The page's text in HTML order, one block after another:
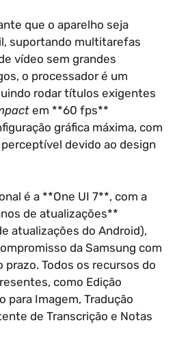
que o aparelho seja
suportando multitarefas
vídeo sem grandes
o processador é um
rodar títulos exigentes
em **60 fps**
gráfica máxima, com
devido ao design
é a **One UI 7**, com a
de atualizações**
atualizações do Android),
da Samsung com
Todos os recursos do
como Edição
para Imagem, Tradução
de Transcrição e Notas